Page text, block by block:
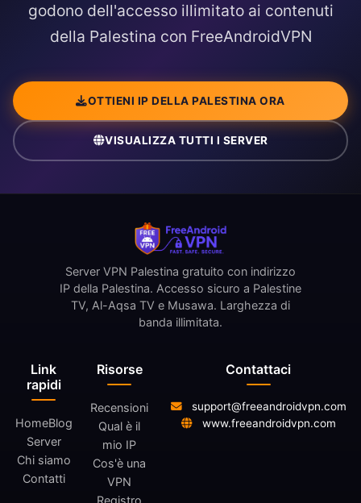
godono dell'accesso illimitato ai contenuti
della Palestina con FreeAndroidVPN
OTTIENI IP DELLA PALESTINA ORA
VISUALIZZA TUTTI I SERVER
Link
rapidi
HomeBlog
Server
Chi siamo
Contatti
Risorse
Recensioni
Qual è il
mio IP
Cos'è una
VPN
Server VPN Palestina gratuito con indirizzo
IP della Palestina. Accesso sicuro a Palestine
TV, Al-Aqsa TV e Musawa. Larghezza di
banda illimitata.
Contattaci
support@freeandroidvpn.com
www.freeandroidvpn.com